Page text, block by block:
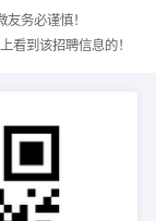
务必谨慎！
看到该招聘信息的！